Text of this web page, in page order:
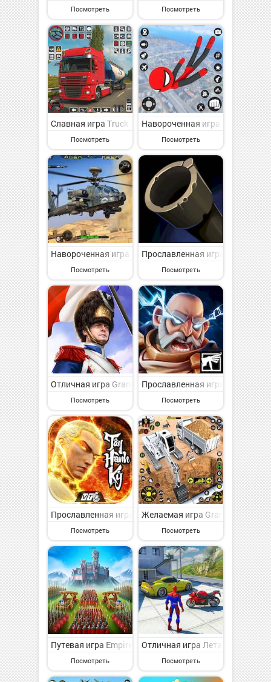
Посмотреть Посмотреть
Славная игра Truck Simulator - Offroad Game на
Посмотреть
Навороченная игра StickMan
Посмотреть
Навороченная игра Война с боевым кораблем на
Посмотреть
Прославленная игра
Посмотреть
Отличная игра Grand War 2: Стратегия на Андроид -
Посмотреть
Прославленная игра
Посмотреть
Прославленная игра T?y H?nh K? VTC: Ki?p N?n 82
Посмотреть
Желаемая игра Grand Snow
Посмотреть
Путевая игра Empire: Four Kingdoms (PL) на Андроид
Посмотреть
Отличная игра Летающий
Посмотреть